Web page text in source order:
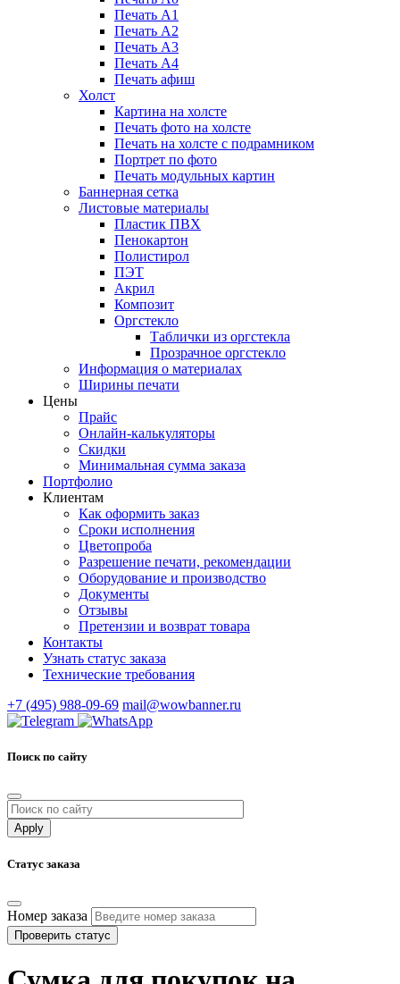
Печать А1
Печать А2
Печать А3
Печать А4
Печать афиш
Холст
Картина на холсте
Печать фото на холсте
Печать на холсте с подрамником
Портрет по фото
Печать модульных картин
Баннерная сетка
Листовые материалы
Пластик ПВХ
Пенокартон
Полистирол
ПЭТ
Акрил
Композит
Оргстекло
Таблички из оргстекла
Прозрачное оргстекло
Информация о материалах
Ширины печати
Цены
Прайс
Онлайн-калькуляторы
Скидки
Минимальная сумма заказа
Портфолио
Клиентам
Как оформить заказ
Сроки исполнения
Цветопроба
Разрешение печати, рекомендации
Оборудование и производство
Документы
Отзывы
Претензии и возврат товара
Контакты
Узнать статус заказа
Технические требования
+7 (495) 988-09-69 mail@wowbanner.ru
Поиск по сайту
Статус заказа
Номер заказа
Проверить статус